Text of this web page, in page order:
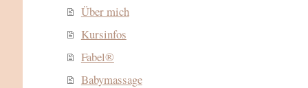
Über mich
Kursinfos
Fabel®
Babymassage